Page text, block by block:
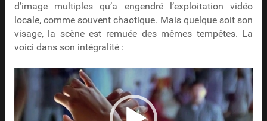
d’image multiples qu’a engendré l’exploitation vidéo
locale, comme souvent chaotique. Mais quelque soit son
visage, la scène est remuée des mêmes tempêtes. La
voici dans son intégralité :
Lecteur
vidéo